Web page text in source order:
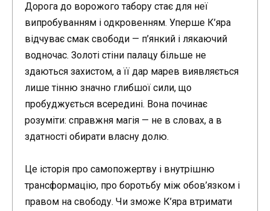
Дорога до ворожого табору стає для неї
випробуванням і одкровенням. Уперше К’яра
відчуває смак свободи — п’янкий і лякаючий
водночас. Золоті стіни палацу більше не
здаються захистом, а її дар марев виявляється
лише тінню значно глибшої сили, що
пробуджується всередині. Вона починає
розуміти: справжня магія — не в словах, а в
здатності обирати власну долю.
Це історія про самопожертву і внутрішню
трансформацію, про боротьбу між обов’язком і
правом на свободу. Чи зможе К’яра втримати